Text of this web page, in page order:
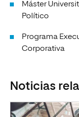
Máster
Político
Programa
Corporativa
Noticias